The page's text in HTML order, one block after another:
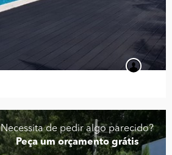
Necessita de pedir algo parecido?
Peça um orçamento grátis